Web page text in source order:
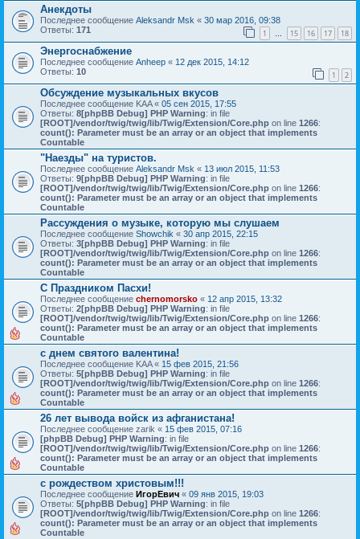
Анекдоты
Последнее сообщение Aleksandr Msk « 30 мар 2016, 09:38
Ответы: 171 1 … 15 16 17 18
Энергоснабжение
Последнее сообщение Anheep « 12 дек 2015, 14:12
Ответы: 10 1 2
Обсуждение музыкальных вкусов
Последнее сообщение KAA« 05 сен 2015, 17:55
Ответы: 8[phpBB Debug] PHP Warning: in file
[ROOT]/vendor/twig/twig/lib/Twig/Extension/Core.php on line 1266:
count(): Parameter must be an array or an object that implements
Countable
"Наезды" на туристов.
Последнее сообщение Aleksandr Msk « 13 июл 2015, 11:53
Ответы: 9[phpBB Debug] PHP Warning: in file
[ROOT]/vendor/twig/twig/lib/Twig/Extension/Core.php on line 1266:
count(): Parameter must be an array or an object that implements
Countable
Рассуждения о музыке, которую мы слушаем
Последнее сообщение Showchik « 30 апр 2015, 22:15
Ответы: 3[phpBB Debug] PHP Warning: in file
[ROOT]/vendor/twig/twig/lib/Twig/Extension/Core.php on line 1266:
count(): Parameter must be an array or an object that implements
Countable
С Праздником Пасхи!
Последнее сообщение chernomorsko « 12 апр 2015, 13:32
Ответы: 2[phpBB Debug] PHP Warning: in file
[ROOT]/vendor/twig/twig/lib/Twig/Extension/Core.php on line 1266:
count(): Parameter must be an array or an object that implements
Countable
с днем святого валентина!
Последнее сообщение KAA« 15 фев 2015, 21:56
Ответы: 5[phpBB Debug] PHP Warning: in file
[ROOT]/vendor/twig/twig/lib/Twig/Extension/Core.php on line 1266:
count(): Parameter must be an array or an object that implements
Countable
26 лет вывода войск из афганистана!
Последнее сообщение zarik « 15 фев 2015, 07:16
[phpBB Debug] PHP Warning: in file
[ROOT]/vendor/twig/twig/lib/Twig/Extension/Core.php on line 1266:
count(): Parameter must be an array or an object that implements
Countable
с рождеством христовым!!!
Последнее сообщение ИгорЕвич « 09 янв 2015, 19:03
Ответы: 5[phpBB Debug] PHP Warning: in file
[ROOT]/vendor/twig/twig/lib/Twig/Extension/Core.php on line 1266:
count(): Parameter must be an array or an object that implements
Countable